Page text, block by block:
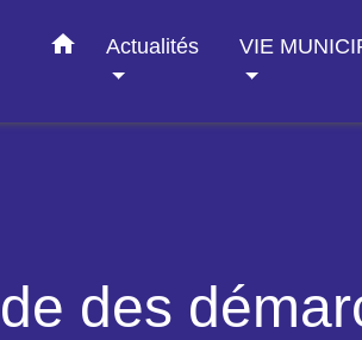
home Actualités VIE
des